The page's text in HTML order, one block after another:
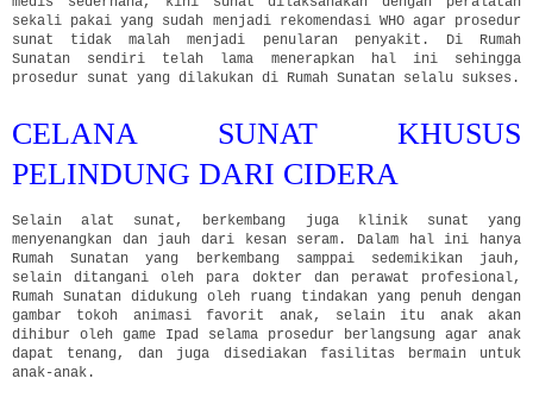
sekali pakai yang sudah menjadi rekomendasi WHO agar prosedur
sunat tidak malah menjadi penularan penyakit. Di Rumah
Sunatan sendiri telah lama menerapkan hal ini sehingga
prosedur sunat yang dilakukan di Rumah Sunatan selalu sukses.
CELANA SUNAT KHUSUS
PELINDUNG DARI CIDERA
Selain alat sunat, berkembang juga klinik sunat yang
menyenangkan dan jauh dari kesan seram. Dalam hal ini hanya
Rumah Sunatan yang berkembang samppai sedemikikan jauh,
selain ditangani oleh para dokter dan perawat profesional,
Rumah Sunatan didukung oleh ruang tindakan yang penuh dengan
gambar tokoh animasi favorit anak, selain itu anak akan
dihibur oleh game Ipad selama prosedur berlangsung agar anak
dapat tenang, dan juga disediakan fasilitas bermain untuk
anak-anak.